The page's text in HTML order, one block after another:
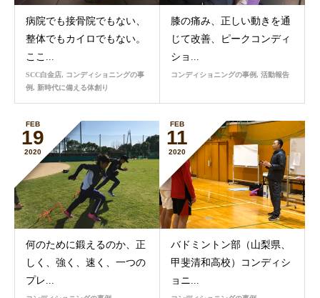
病院でも接骨院でもない、
整体でもカイロでもない。
ここ...
SCC白金店, コンディショニングの事
例, 新時代に備える体創り
膝の痛み、正しい動きを通
じて改善、ピークコンディ
ショ...
コンディショニングの事例, 活動報告
FEB
19
2020
何のために鍛えるのか、正
しく、強く、速く、一つの
プレ...
FEB
11
2020
バドミントン部（山梨県、
甲斐清和高校）コンディシ
ョニ...